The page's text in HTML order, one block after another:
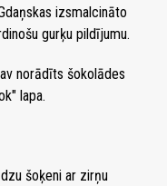
izsmalcināto
gurķu pildījumu.
norādīts šokolādes
lapa.
šoķeni ar zirņu